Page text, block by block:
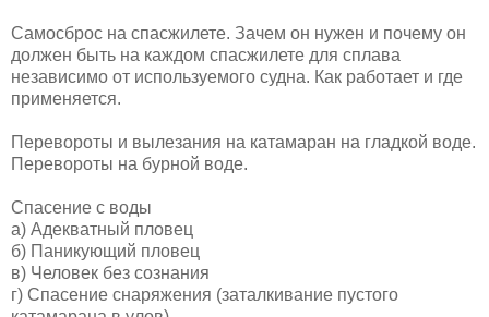
Самосброс на спасжилете. Зачем он нужен и почему он
должен быть на каждом спасжилете для сплава
независимо от используемого судна. Как работает и где
применяется.
Перевороты и вылезания на катамаран на гладкой воде.
Перевороты на бурной воде.
Спасение с воды
а) Адекватный пловец
б) Паникующий пловец
в) Человек без сознания
г) Спасение снаряжения (заталкивание пустого